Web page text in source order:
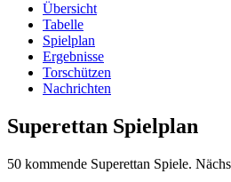
Übersicht
Tabelle
Spielplan
Ergebnisse
Torschützen
Nachrichten
Superettan Spielplan
50 kommende Superettan Spiele.